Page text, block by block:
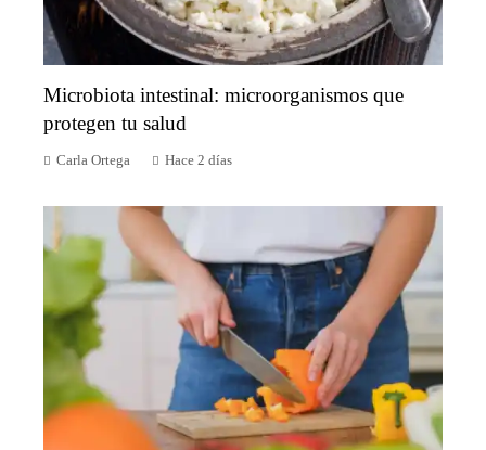
Microbiota intestinal: microorganismos que
protegen tu salud
Carla Ortega Hace 2 días